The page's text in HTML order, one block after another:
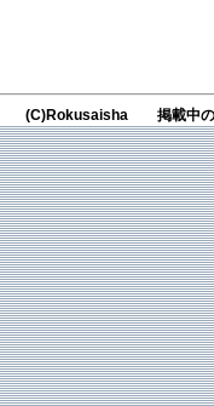
(C)Rokusaisha 掲載中の